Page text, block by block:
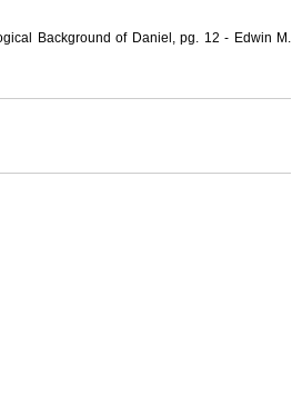
Background of Daniel, pg. 12 - Edwin M.